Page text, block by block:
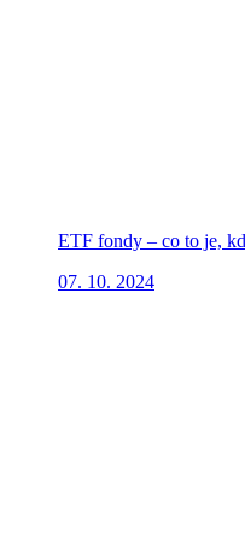
ETF fondy – co to je,
07. 10. 2024